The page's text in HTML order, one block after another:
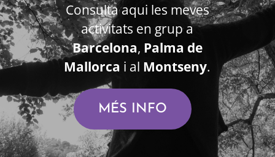
Consulta aqui les meves
activitats en grup a
Barcelona, Palma de
Mallorca i al Montseny.
MÉS INFO